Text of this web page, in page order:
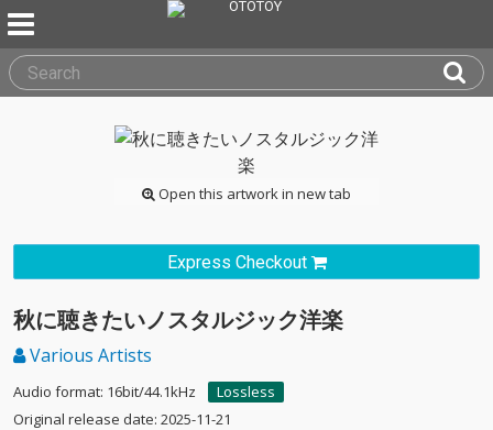
Open this artwork in new tab
Express Checkout
秋に聴きたいノスタルジック洋楽
Various Artists
Audio format: 16bit/44.1kHz
Lossless
Original release date: 2025-11-21